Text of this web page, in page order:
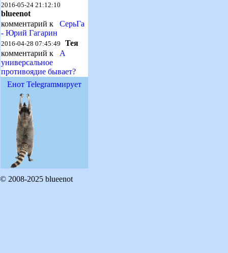
2016-05-24 21:12:10
blueenot
комментарий к СерьГа
- Юрий Гагарин
2016-04-28 07:45:49 Тея
комментарий к А
универсальное
противоядие бывает?
Енот Telegramмирует
© 2008-2025 blueenot